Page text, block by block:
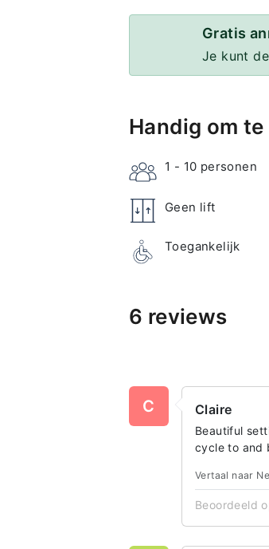
Gratis
Je kunt
Handig om
1 - 10 personen
Geen lift
Toegankelijk
6 reviews
C Claire
Beautiful
cycle to and
Vertaal naar
Beoordeeld